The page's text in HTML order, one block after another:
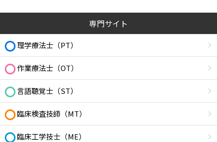
専門サイト
理学療法士（PT）
作業療法士（OT）
言語聴覚士（ST）
臨床検査技師（MT）
臨床工学技士（ME）